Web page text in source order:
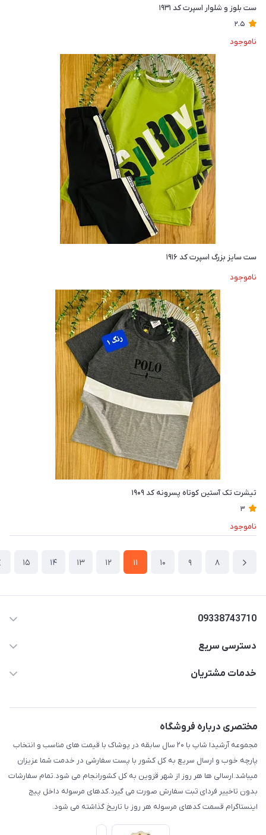
ست بلوز و شلوار اسپرت کد ۱۹۳۱
2.5
ناموجود
ست سایز بزرگ اسپرت کد ۱۹۱۶
ناموجود
تیشرت تک آستین کوتاه پسرونه کد ۱۹۰۹
3
ناموجود
8
9
10
11
12
13
14
15
09338743710
دسترسی سریع
حساب کاربری
لیست محصولات
درباره ما
تماس با ما
خدمات مشتریان
مختصری درباره فروشگاه
مجموعه آرشیدا شاپ با ۲۰ سال سابقه در پوشاک با قیمت های مناسب و انتخاب
پارچه خوب و ارسال سریع به کل کشور با پست سفارشی در خدمت شما عزیزان
میباشد.ارسالی ها هر روز از شهر قزوین به کل کشورانجام می شود.تمام سفارشات
بدون تاخییر فردای ثبت سفارش صورت می گیرد.کدهای مرسوله داخل پیج
اینستاگرام قسمت کدهای مرسوله هر روز با تاریخ گذاشته می شود.